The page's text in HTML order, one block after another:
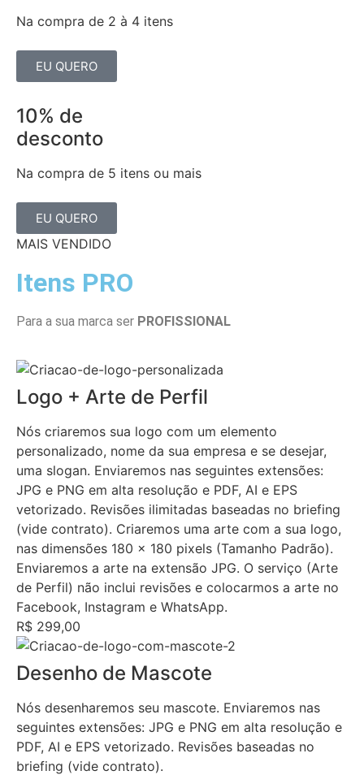
Na compra de 2 à 4 itens
EU QUERO
10% de
desconto
Na compra de 5 itens ou mais
EU QUERO
MAIS VENDIDO
Itens PRO
Para a sua marca ser PROFISSIONAL
Logo + Arte de Perfil
Nós criaremos sua logo com um elemento
personalizado, nome da sua empresa e se desejar,
uma slogan. Enviaremos nas seguintes extensões:
JPG e PNG em alta resolução e PDF, AI e EPS
vetorizado. Revisões ilimitadas baseadas no briefing
(vide contrato). Criaremos uma arte com a sua logo,
nas dimensões 180 x 180 pixels (Tamanho Padrão).
Enviaremos a arte na extensão JPG. O serviço (Arte
de Perfil) não inclui revisões e colocarmos a arte no
Facebook, Instagram e WhatsApp.
R$ 299,00
Desenho de Mascote
Nós desenharemos seu mascote. Enviaremos nas
seguintes extensões: JPG e PNG em alta resolução e
PDF, AI e EPS vetorizado. Revisões baseadas no
briefing (vide contrato).